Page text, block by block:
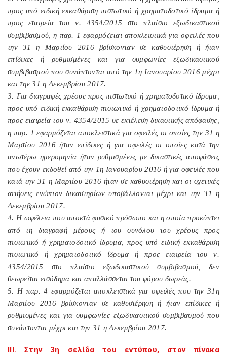
προς υπό ειδική εκκαθάριση πιστωτικό ή χρηματοδοτικό ίδρυμα ή
προς εταιρεία του ν. 4354/2015 στο πλαίσιο εξωδικαστικού
συμβιβασμού, η παρ. 1 εφαρμόζεται αποκλειστικά για οφειλές που
την 31 η Μαρτίου 2016 βρίσκονταν σε καθυστέρηση ή ήταν
επίδικες ή ρυθμισμένες και για συμφωνίες εξωδικαστικού
συμβιβασμού που συνάπτονται από την 1η Ιανουαρίου 2016 μέχρι
και την 31 η Δεκεμβρίου 2017.
3. Για διαγραφές χρέους προς πιστωτικό ή χρηματοδοτικό ίδρυμα,
προς υπό ειδική εκκαθάριση πιστωτικό ή χρηματοδοτικό ίδρυμα ή
προς εταιρεία του ν. 4354/2015 σε εκτέλεση δικαστικής απόφασης,
η παρ. 1 εφαρμόζεται αποκλειστικά για οφειλές οι οποίες την 31 η
Μαρτίου 2016 ήταν επίδικες ή για οφειλές οι οποίες κατά την
ανωτέρω ημερομηνία ήταν ρυθμισμένες με δικαστικές αποφάσεις
που έχουν εκδοθεί από την 1η Ιανουαρίου 2016 ή για οφειλές που
κατά την 31 η Μαρτίου 2016 ήταν σε καθυστέρηση και οι σχετικές
αιτήσεις ενώπιον δικαστηρίων υποβάλλονται μέχρι και την 31 η
Δεκεμβρίου 2017.
4. Η ωφέλεια που αποκτά φυσικό πρόσωπο και η οποία προκύπτει
από τη διαγραφή μέρους ή του συνόλου του χρέους προς
πιστωτικό ή χρηματοδοτικό ίδρυμα, προς υπό ειδική εκκαθάριση
πιστωτικό ή χρηματοδοτικό ίδρυμα ή προς εταιρεία του ν.
4354/2015 στο πλαίσιο εξωδικαστικού συμβιβασμού, δεν
θεωρείται εισόδημα και απαλλάσσεται του φόρου δωρεάς.
5. Η παρ. 4 εφαρμόζεται αποκλειστικά για οφειλές που την 31η
Μαρτίου 2016 βρίσκονταν σε καθυστέρηση ή ήταν επίδικες ή
ρυθμισμένες και για συμφωνίες εξωδικαστικού συμβιβασμού που
συνάπτονται μέχρι και την 31 η Δεκεμβρίου 2017.
ΙΙΙ. Στην 3η σελίδα του εντύπου, στον πίνακα